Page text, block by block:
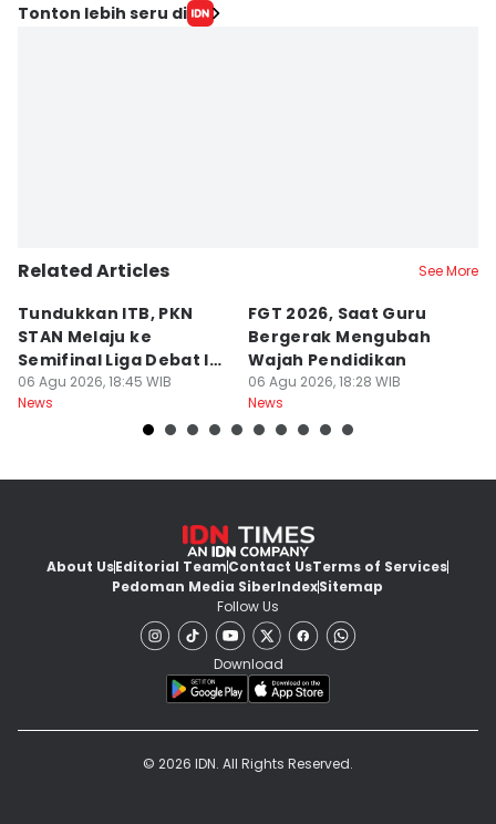
Tonton lebih seru di
Related Articles See More
Tundukkan ITB, PKN
STAN Melaju ke
Semifinal Liga Debat IDN
Times 2026
06 Agu 2026, 18:45 WIB
News
FGT 2026, Saat Guru
Bergerak Mengubah
Wajah Pendidikan
06 Agu 2026, 18:28 WIB
News
About UsEditorial TeamContact UsTerms of Services
Pedoman Media SiberIndexSitemap
Follow Us
Download
© 2026 IDN. All Rights Reserved.